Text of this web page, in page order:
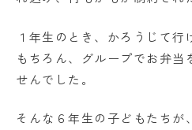
学校法人日
日出学園小
１年生のとき、かろうじて
もちろん、グループでお弁当
せんでした。
そんな６年生の子どもたちが